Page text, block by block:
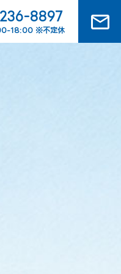
8897
18:00 ※不定休 mail_outline